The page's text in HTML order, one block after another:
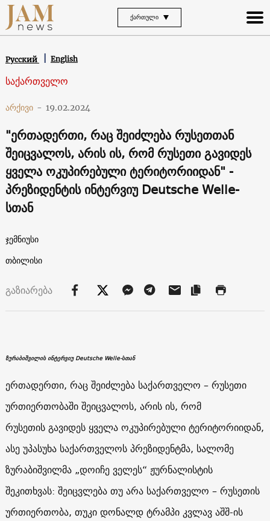
ᲥᲐᲠᲗᲣᲚᲘ
Русский English
საქართველო
არქივი - 19.02.2024
"ერთადერთი, რაც შეიძლება რუსეთთან
შეიცვალოს, არის ის, რომ რუსეთი გავიდეს
ყველა ოკუპირებული ტერიტორიიდან" -
პრეზიდენტის ინტერვიუ Deutsche Welle-
სთან
ჯემნიუსი
თბილისი
გაზიარება
ზურაბიშვილის ინტერვიუ Deutsche Welle-სთან
ერთადერთი, რაც შეიძლება საქართველო – რუსეთი
ურთიერთობაში შეიცვალოს, არის ის, რომ
რუსეთის გავიდეს ყველა ოკუპირებული ტერიტორიიდან,
ასე უპასუხა საქართველოს პრეზიდენტმა, სალომე
ზურაბიშვილმა „დოიჩე ველეს“ ჟურნალისტის
შეკითხვას: შეიცვლება თუ არა საქართველო – რუსეთის
ურთიერთობა, თუკი დონალდ ტრამპი კვლავ აშშ-ის